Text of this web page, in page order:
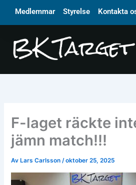
Medlemmar Styrelse Kontakta
F-laget räckte
jämn match!!!
Av Lars Carlsson/oktober 25, 2025